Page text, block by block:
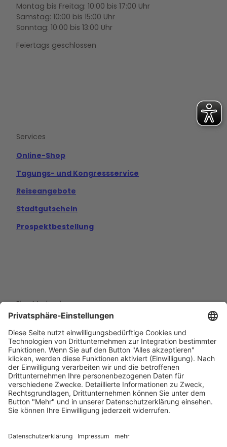
Montag bis Freitag: 10:00 bis 17:00 Uhr
Samstag: 10:00 bis 15:00 Uhr
Sonntag: 10:00 bis 13:00 Uhr
Feiertags geschlossen
o e
m
Services
Online-Shop
Tagungs- und Kongressservice
Reiseangebote
Stadtgutschein
Prospektbestellung
Eine Marke der
Wolfsburg Wirtschaft und Marketing GmbH
Porschestraße 26
38440 Wolfsburg
+49 5361 89994-0
info@wmg-wolfsburg.de
Datenschutz